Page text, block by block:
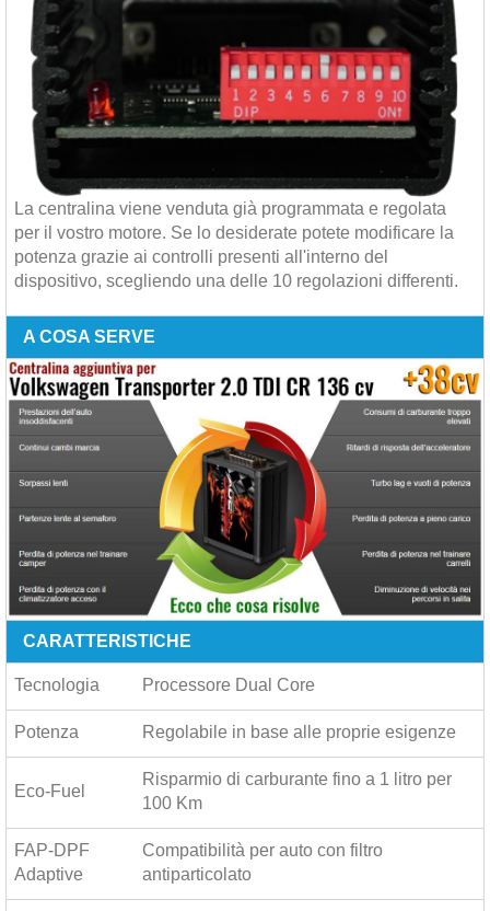
La centralina viene venduta già programmata e regolata
per il vostro motore. Se lo desiderate potete modificare la
potenza grazie ai controlli presenti all'interno del
dispositivo, scegliendo una delle 10 regolazioni differenti.
A COSA SERVE
CARATTERISTICHE
Tecnologia Processore Dual Core
Potenza Regolabile in base alle proprie esigenze
Eco-Fuel
Risparmio di carburante fino a 1 litro per
100 Km
FAP-DPF
Adaptive
Compatibilità per auto con filtro
antiparticolato